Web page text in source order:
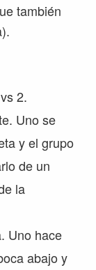
también
2.
Uno se
y el grupo
de un
la
Uno hace
abajo y